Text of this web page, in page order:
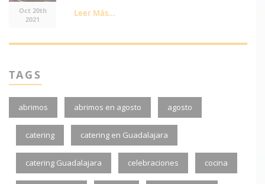
Oct 20th
2021
Leer Más...
TAGS
abrimos abrimos en agosto agosto
catering catering en Guadalajara
catering Guadalajara celebraciones cocina